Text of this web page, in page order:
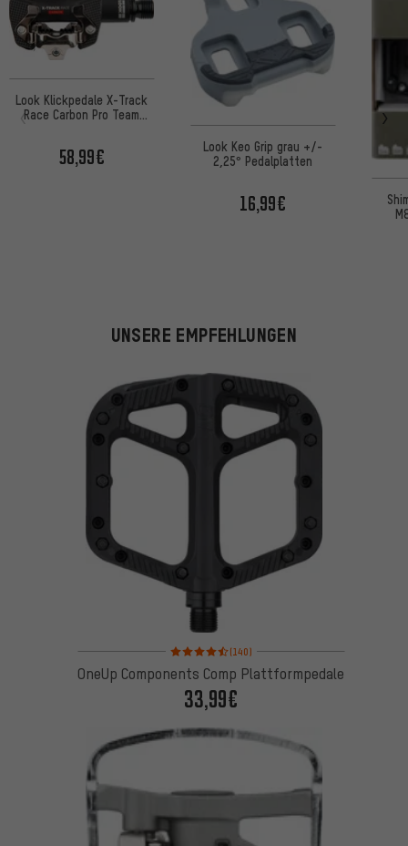
Look Klickpedale X-Track
Race Carbon Pro Team
58,99€
Look Keo Grip grau +/-
2,25° Pedalplatten
16,99€
UNSERE EMPFEHLUNGEN
Bewertungen: 4,5 von 5 basierend auf 140
(140)
OneUp Components Comp Plattformpedale
33,99€